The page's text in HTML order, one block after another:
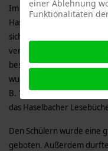
Im Frühjahr 1992 führte
Haselbach das Projekt
sich mit einem
verschiedenartige Weise.
bestimmten Motto
wurden aufgebaut (z. B.
B. "Dunkelrote Rosen"),
das Haselbacher
Den Schülern wurde eine
geboten. Außerdem
einer Ablehnung
Funktionalitäten